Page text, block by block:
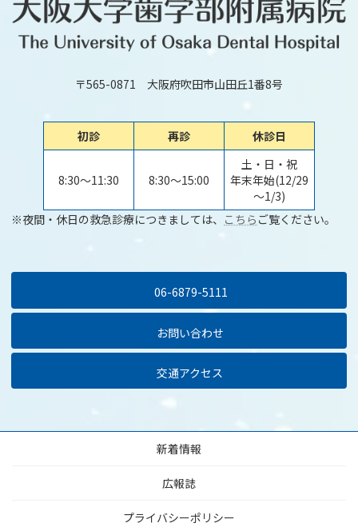
〒565-0871 大阪府吹田市山田丘1番8号
初診 再診 休診日
8:30～11:30 8:30～15:00
土・日・祝
年末年始(12/29
～1/3)
※夜間・休日の救急診療につきましては、 こちら ご覧ください。
06-6879-5111
お問い合わせ
交通アクセス
新着情報
広報誌
プライバシーポリシー